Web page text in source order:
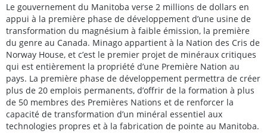
Le gouvernement du Manitoba verse 2 millions de dollars en
appui à la première phase de développement d’une usine de
transformation du magnésium à faible émission, la première
du genre au Canada. Minago appartient à la Nation des Cris de
Norway House, et c’est le premier projet de minéraux critiques
qui est entièrement la propriété d’une Première Nation au
pays. La première phase de développement permettra de créer
plus de 20 emplois permanents, d’offrir de la formation à plus
de 50 membres des Premières Nations et de renforcer la
capacité de transformation d’un minéral essentiel aux
technologies propres et à la fabrication de pointe au Manitoba.